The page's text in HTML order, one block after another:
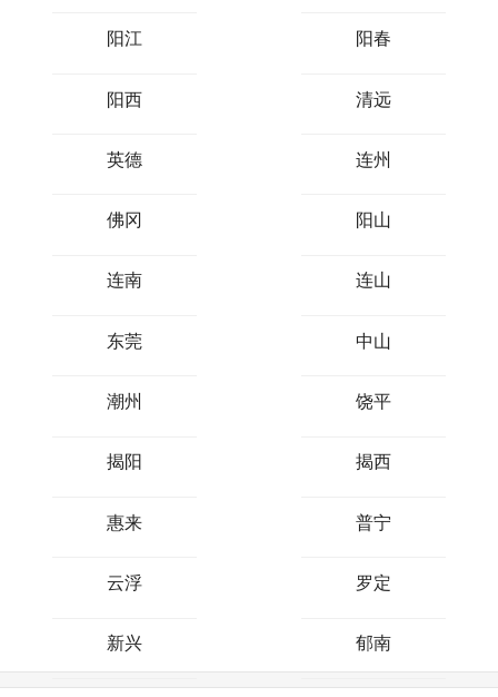
阳江 阳春
阳西 清远
英德 连州
佛冈 阳山
连南 连山
东莞 中山
潮州 饶平
揭阳 揭西
惠来 普宁
云浮 罗定
新兴 郁南